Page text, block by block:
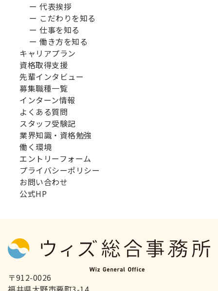
ー 代表挨拶
ー こだわりを知る
ー 仕事を知る
ー 働き方を知る
キャリアプラン
資格取得支援
先輩インタビュー
募集職種一覧
インターン情報
よくある質問
スタッフ受験記
業界知識・資格勉強
働く環境
エントリーフォーム
プライバシーポリシー
お問い合わせ
公式HP
〒912-0026